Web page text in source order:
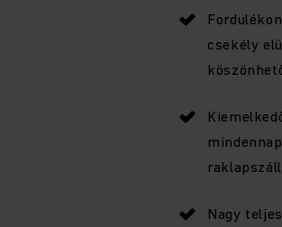
csekély
Nagy